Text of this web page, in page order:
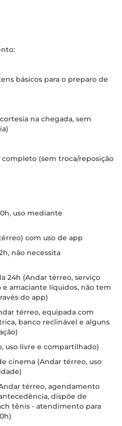
básicos para o preparo de
na chegada, sem
completo (sem troca/reposição
uso mediante
com uso de app
não necessita
24h (Andar térreo, serviço
e amaciante líquidos, não tem
do app)
térreo, equipada com
banco reclinável e alguns
uso livre e compartilhado)
cinema (Andar térreo, uso
térreo, agendamento
dispõe de
tênis - atendimento para